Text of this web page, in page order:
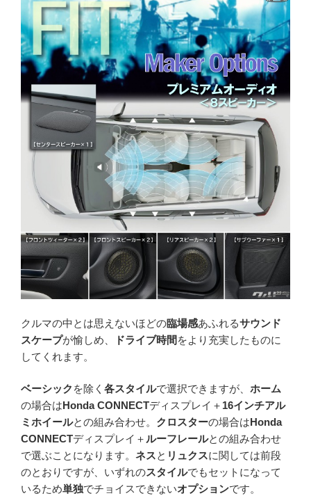
クルマの中とは思えないほどの臨場感あふれるサウンド
スケープが愉しめ、 ドライブ時間 をより充実したものに
してくれます。
ベーシック を除く 各スタイルで選択できますが、 ホーム
の場合はHonda CONNECTディスプレイ＋ 16インチアル
ミホイールとの組み合わせ。 クロスターの場合はHonda
CONNECTディスプレイ＋ ルーフレールとの組み合わせ
で選ぶことになります。 ネスと リュクスに関しては前段
のとおりですが、いずれのスタイルでもセットになって
いるため単独でチョイスできないオプションです。